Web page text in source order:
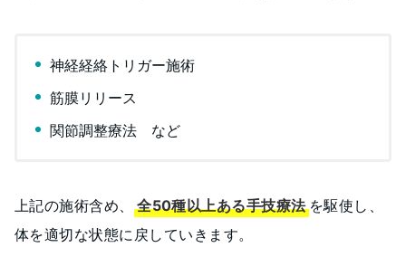
神経経絡トリガー施術
筋膜リリース
関節調整療法 など
上記の施術含め、 全50種以上ある手技療法を駆使し、
体を適切な状態に戻していきます。